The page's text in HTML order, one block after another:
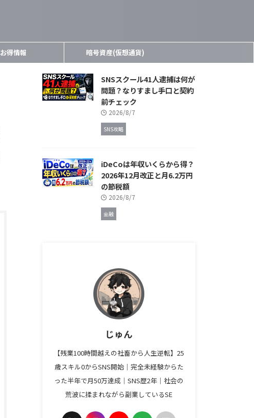
お得情報 暗号資産(仮想通貨)
SNSスクール41人逮捕は何が
問題？なりすまし手口と契約
前チェック
2026/8/7
SNS攻略
iDeCoは年収いくらから得？
2026年12月改正と月6.2万円
の節税額
2026/8/7
金融
じゅん
【残業100時間越えの社畜から人生逆転】25
歳スキル0からSNS開始｜完全未経験からた
った半年で月50万達成｜SNS歴2年｜社会の
荒波に揉まれながら副業しているSE